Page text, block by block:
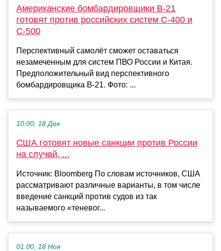
Американские бомбардировщики B-21
готовят против российских систем С-400 и
С-500
Перспективный самолёт сможет оставаться
незамеченным для систем ПВО России и Китая.
Предположительный вид перспективного
бомбардировщика B-21. Фото: ...
10:00, 18 Дек
США готовят новые санкции против России
на случай, ...
Источник: Bloomberg По словам источников, США
рассматривают различные варианты, в том числе
введение санкций против судов из так
называемого «теневог...
01:00, 18 Ноя